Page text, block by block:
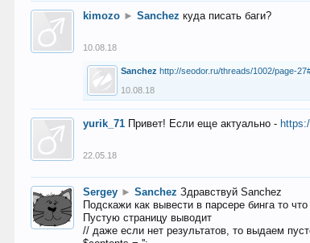
kimozo ► Sanchez куда писать баги?
10.08.18
Sanchez http://seodor.ru/threads/1002/page-
10.08.18
yurik_71 Привет! Если еще актуально -
22.05.18
Sergey ► Sanchez Здравствуй Sanchez
Подскажи как вывести в парсере бинга то
Пустую страницу выводит
// даже если нет результатов, то выдаем